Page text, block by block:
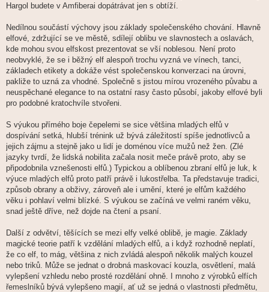
Hargol budete v Amfiberai dopátrávat jen s obtíží.
Nedílnou součástí výchovy jsou základy společenského chování. Hlavně
elfové, zdržující se ve městě, sdílejí oblibu ve slavnostech a oslavách,
kde mohou svou elfskost prezentovat se vší noblesou. Není proto
neobvyklé, že se i běžný elf alespoň trochu vyzná ve vínech, tanci,
základech etikety a dokáže vést společenskou konverzaci na úrovni,
pakliže to uzná za vhodné. Společně s jistou mírou vrozeného půvabu a
neuspěchané elegance to na ostatní rasy často působí, jakoby elfové byli
pro podobné kratochvíle stvořeni.
S výukou přímého boje čepelemi se sice většina mladých elfů v
dospívání setká, hlubší trénink už bývá záležitostí spíše jednotlivců a
jejich zájmu a stejně jako u lidí je doménou více mužů než žen. (Zlé
jazyky tvrdí, že lidská nobilita začala nosit meče právě proto, aby se
připodobnila vznešenosti elfů.) Typickou a oblíbenou zbraní elfů je luk, k
výuce mladých elfů proto patří právě i lukostřelba. Ta představuje tradici,
způsob obrany a obživy, zároveň ale i umění, které je elfům každého
věku i pohlaví velmi blízké. S výukou se začíná ve velmi raném věku,
snad ještě dříve, než dojde na čtení a psaní.
Další z odvětví, těšících se mezi elfy velké oblibě, je magie. Základy
magické teorie patří k vzdělání mladých elfů, a i když rozhodně neplatí,
že co elf, to mág, většina z nich zvládá alespoň několik malých kouzel
nebo triků. Může se jednat o drobná maskovací kouzla, osvětlení, malá
vylepšení vzhledu nebo prosté rozdělání ohně. I mnoho z výrobků elfích
řemeslníků bývá vylepšeno magií, ať už se jedná o vlastnosti předmětu,